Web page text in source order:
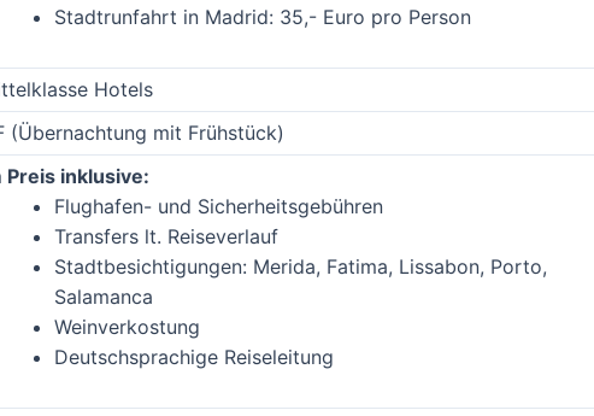
Stadtrunfahrt in Madrid: 35,- Euro pro Person
Hotels
(Übernachtung mit Frühstück)
Preis inklusive:
Flughafen- und Sicherheitsgebühren
Transfers lt. Reiseverlauf
Stadtbesichtigungen: Merida, Fatima, Lissabon, Porto,
Salamanca
Weinverkostung
Deutschsprachige Reiseleitung